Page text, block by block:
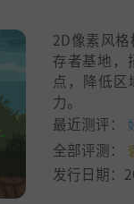
2D像素风
存者基地，
点，降低
力。
最近测评：
全部评测：
发行日期：